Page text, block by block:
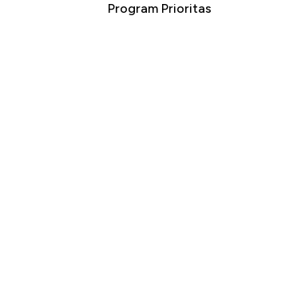
Program Prioritas